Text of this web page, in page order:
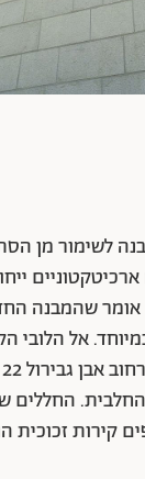
לשימור מן
אומר שהמבנה
אל הלובי
החללים
קירות זכוכית